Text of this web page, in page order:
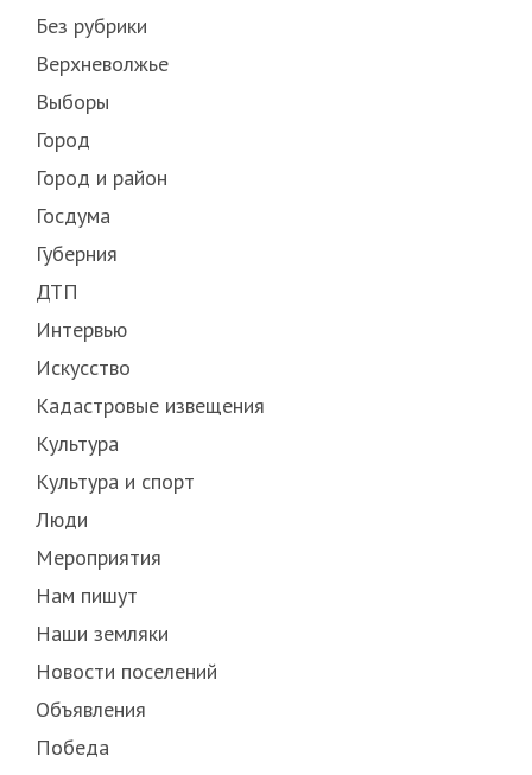
Без рубрики
Верхневолжье
Выборы
Город
Город и район
Госдума
Губерния
ДТП
Интервью
Искусство
Кадастровые извещения
Культура
Культура и спорт
Люди
Мероприятия
Нам пишут
Наши земляки
Новости поселений
Объявления
Победа